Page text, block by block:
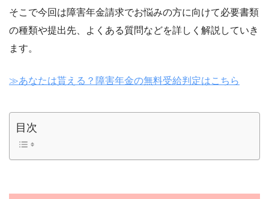
そこで今回は障害年金請求でお悩みの方に向けて必要書類
の種類や提出先、よくある質問などを詳しく解説していき
ます。
≫あなたは貰える？障害年金の無料受給判定はこちら
目次